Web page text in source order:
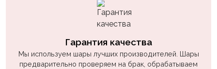
Гарантия качества
Мы используем шары лучших производителей. Шары
предварительно проверяем на брак, обрабатываем
Супергерои